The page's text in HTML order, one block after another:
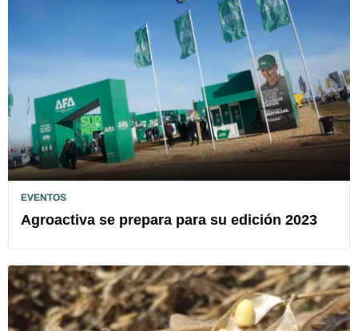
EVENTOS
Agroactiva se prepara para su edición 2023